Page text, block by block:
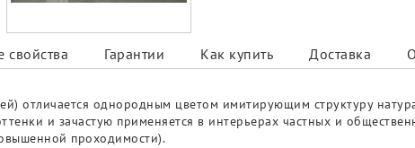
Гарантии Как купить Доставка
отличается однородным цветом имитирующим структуру
и зачастую применяется в интерьерах частных и
проходимости).